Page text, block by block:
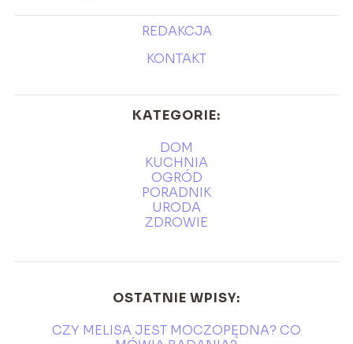
REDAKCJA
KONTAKT
KATEGORIE:
DOM
KUCHNIA
OGRÓD
PORADNIK
URODA
ZDROWIE
OSTATNIE WPISY:
CZY MELISA JEST MOCZOPĘDNA? CO